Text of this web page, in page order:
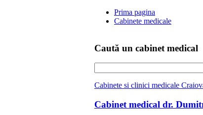
Prima pagina
Cabinete medicale
Caută un cabinet medical
Cabinete si clinici medicale
Cabinet medical dr.